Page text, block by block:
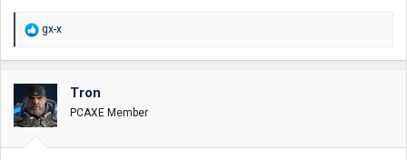
R
a
o
v
a
n
gx-x
Tron
PCAXE Member